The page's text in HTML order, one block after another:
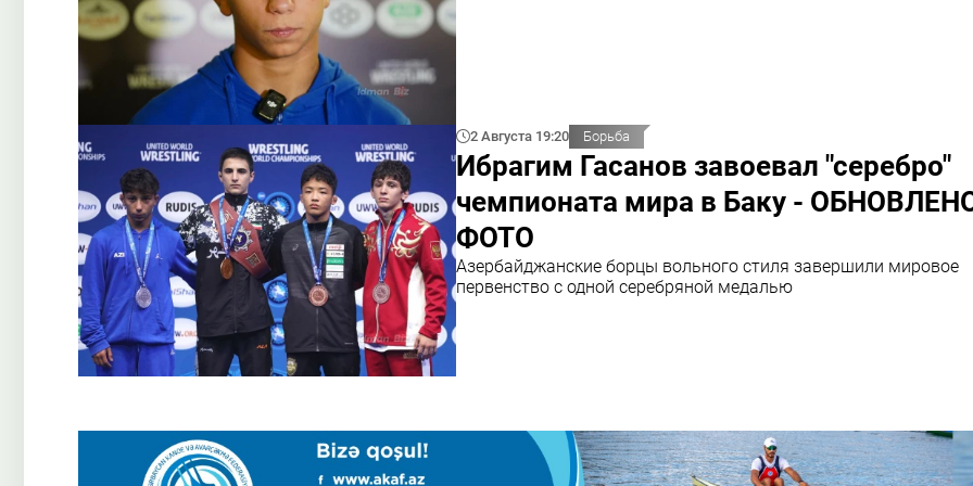
2 Августа 19:20 Борьба
Ибрагим Гасанов завоевал "серебро"
чемпионата мира в Баку -
ФОТО
Азербайджанские борцы вольного стиля завершили мировое
первенство с одной серебряной медалью